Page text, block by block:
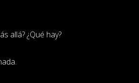
allá? ¿Qué hay?